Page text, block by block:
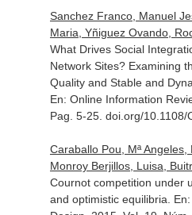
Sanchez Franco, Manuel
Maria, Yñiguez Ovando,
What Drives Social
Network Sites? Examining
Quality and Stable and
En: Online Information
Pag. 5-25. doi.org/10.1108/
Caraballo Pou, Mª Angeles,
Monroy Berjillos, Luisa,
Cournot competition under
and optimistic equilibria.